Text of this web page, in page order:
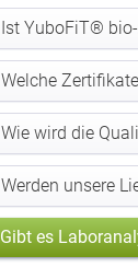
Ist YuboFiT®
Welche
Wie wird die
Werden unsere
Gibt es